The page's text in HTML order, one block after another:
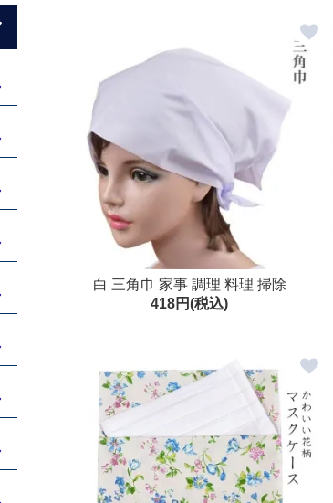
白 三角巾 家事 調理 料理 掃除
418円(税込)